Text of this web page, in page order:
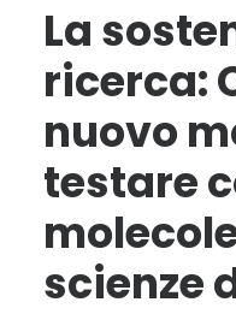
LINGUA:
ITA
ENG
La
ricerca:
nuovo
testare
scienze